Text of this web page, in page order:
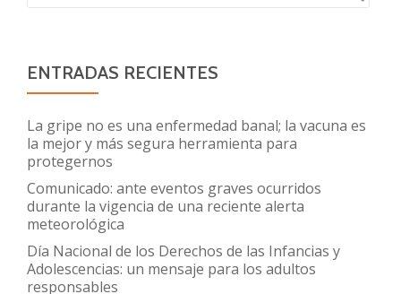
ENTRADAS RECIENTES
La gripe no es una enfermedad banal; la vacuna es
la mejor y más segura herramienta para
protegernos
Comunicado: ante eventos graves ocurridos
durante la vigencia de una reciente alerta
meteorológica
Día Nacional de los Derechos de las Infancias y
Adolescencias: un mensaje para los adultos
responsables